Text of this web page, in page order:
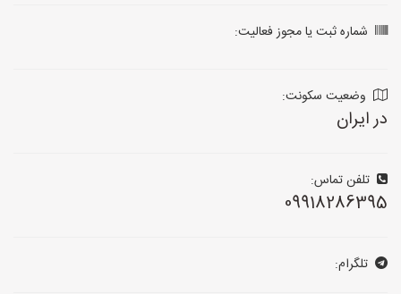
شماره ثبت یا مجوز فعالیت:
وضعیت سکونت:
در ایران
تلفن تماس:
09918286395
تلگرام: